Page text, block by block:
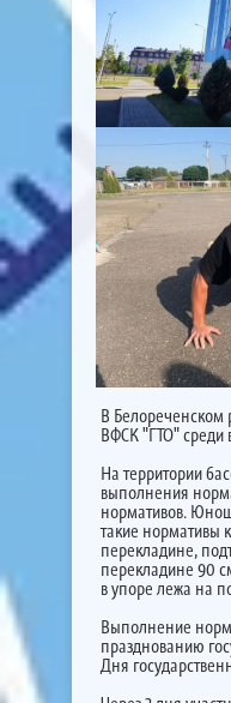
В Белореченском
ВФСК "ГТО" среди
На территории
выполнения
нормативов.
такие нормативы
перекладине,
перекладине 90
в упоре лежа на
Выполнение
празднованию
Дня